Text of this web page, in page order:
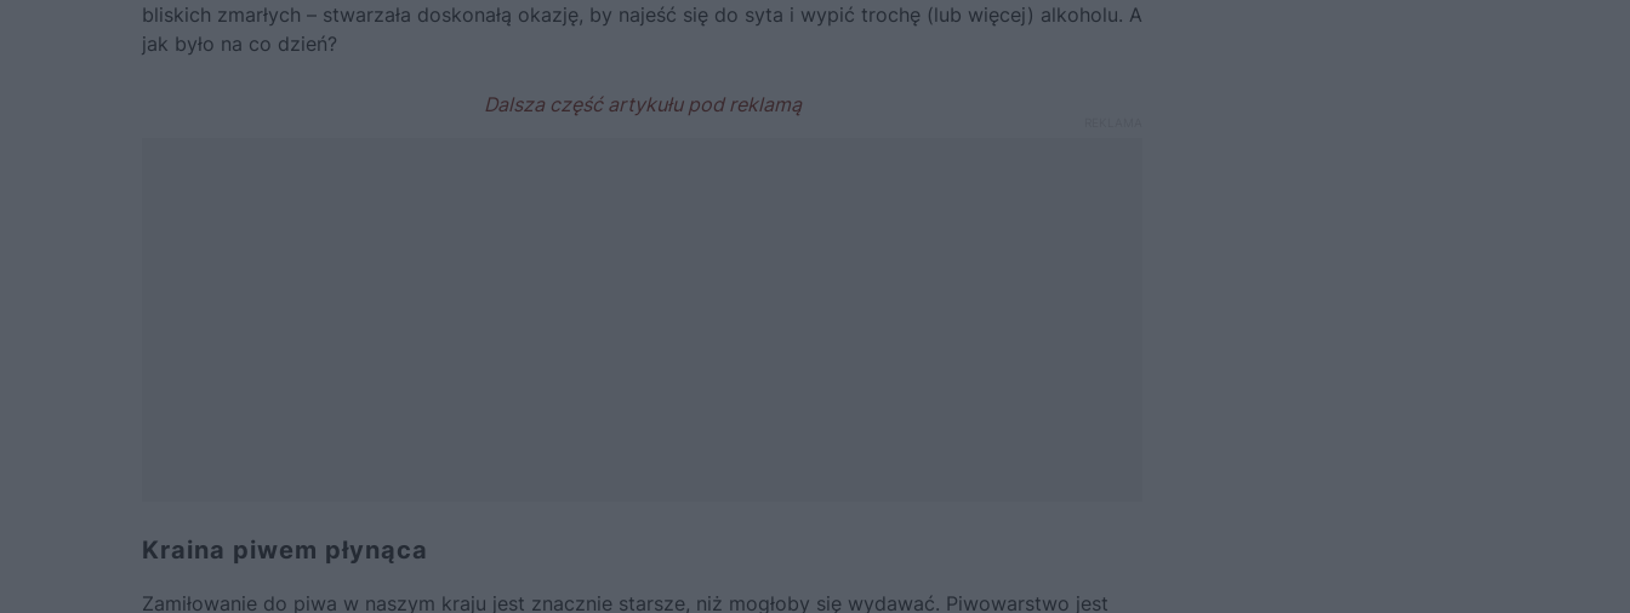
bliskich zmarłych – stwarzała doskonałą okazję, by najeść się do syta i wypić trochę (lub więcej) alkoholu. A
jak było na co dzień?
Kraina piwem płynąca
Zamiłowanie do piwa w naszym kraju jest znacznie starsze, niż mogłoby się wydawać. Piwowarstwo jest